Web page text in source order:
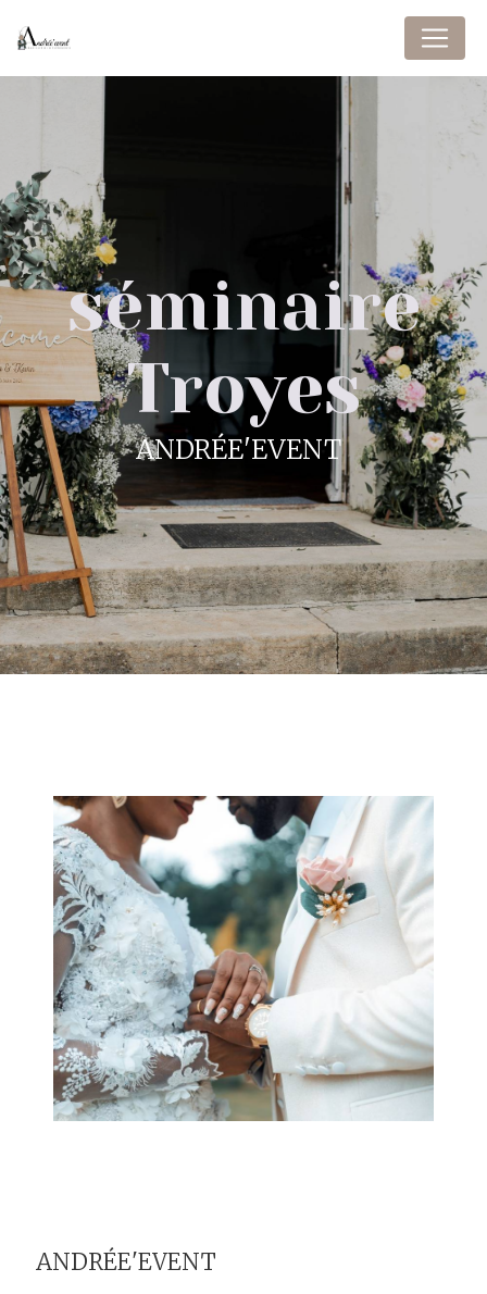
séminaire
Troyes
ANDRÉE'EVENT
ANDRÉE'EVENT